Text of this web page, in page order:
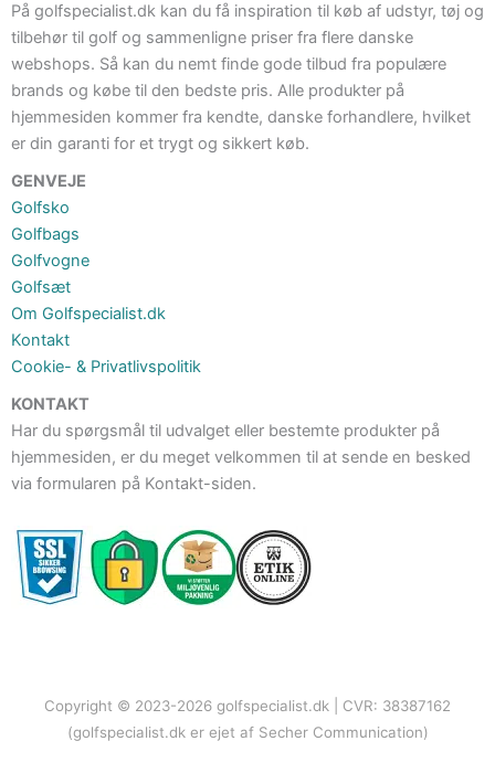
På golfspecialist.dk kan du få inspiration til køb af udstyr, tøj og
tilbehør til golf og sammenligne priser fra flere danske
webshops. Så kan du nemt finde gode tilbud fra populære
brands og købe til den bedste pris. Alle produkter på
hjemmesiden kommer fra kendte, danske forhandlere, hvilket
er din garanti for et trygt og sikkert køb.
GENVEJE
Golfsko
Golfbags
Golfvogne
Golfsæt
Om Golfspecialist.dk
Kontakt
Cookie- & Privatlivspolitik
KONTAKT
Har du spørgsmål til udvalget eller bestemte produkter på
hjemmesiden, er du meget velkommen til at sende en besked
via formularen på Kontakt-siden.
Copyright © 2023-2026 golfspecialist.dk | CVR: 38387162
(golfspecialist.dk er ejet af Secher Communication)